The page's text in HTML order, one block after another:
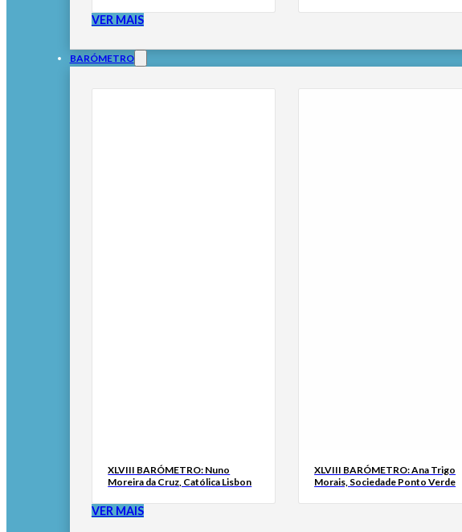
VER MAIS
BARÓMETRO
XLVIII BARÓMETRO: Nuno
Moreira da Cruz, Católica Lisbon
XLVIII BARÓMETRO: Ana Trigo
Morais, Sociedade Ponto Verde
VER MAIS